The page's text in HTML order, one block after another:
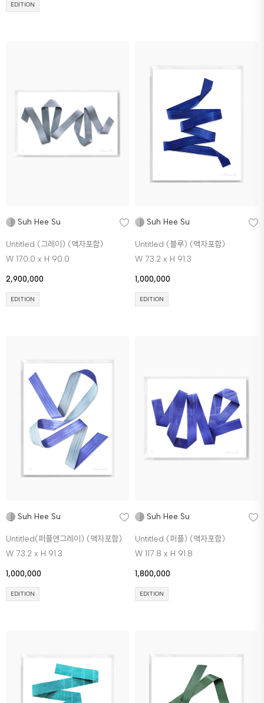
EDITION
Suh Hee Su
Untitled (그레이) (액자포함)
W 170.0 x H 90.0
2,900,000
EDITION
Suh Hee Su
Untitled (블루) (액자포함)
W 73.2 x H 91.3
1,000,000
EDITION
Suh Hee Su
Untitled(퍼플앤그레이) (액자포함)
W 73.2 x H 91.3
1,000,000
EDITION
Suh Hee Su
Untitled (퍼플) (액자포함)
W 117.8 x H 91.8
1,800,000
EDITION